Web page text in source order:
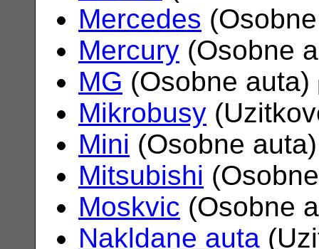
Mercedes
Mercury (Osobne
MG (Osobne auta)
Mikrobusy
Mini (Osobne
Mitsubishi
Moskvic (Osobne
Nakldane auta